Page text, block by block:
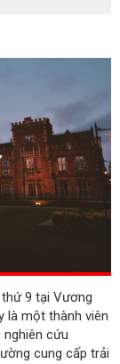
9 tại Vương
là một thành viên
cứu
cung cấp trải